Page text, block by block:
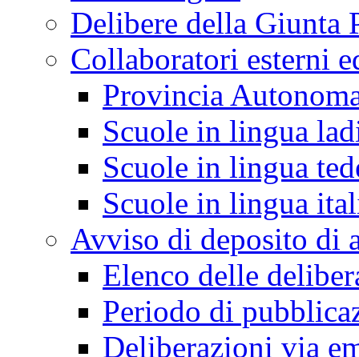
Delibere della Giunta
Collaboratori esterni
Provincia
Scuole in lingua
Scuole in lingua
Scuole in lingua
Avviso di deposito di
Elenco delle
Periodo di
Deliberazioni via